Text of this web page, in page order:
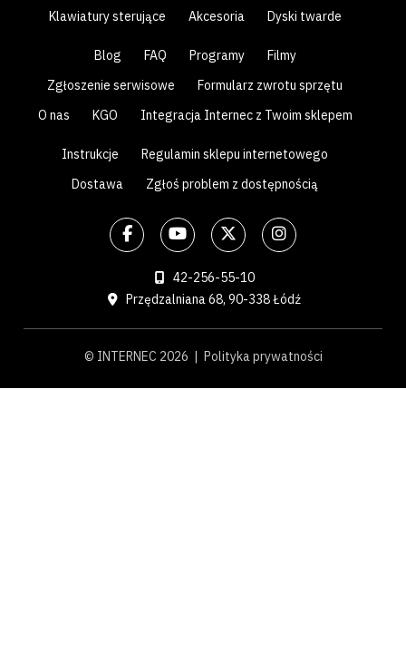
Klawiatury sterujące
Akcesoria Dyski twarde
Blog FAQ Programy
Filmy
Zgłoszenie serwisowe
Formularz zwrotu sprzętu
O nas
KGO Integracja Internec z Twoim sklepem
Instrukcje
Regulamin sklepu internetowego
Dostawa
Zgłoś problem z dostępnością
42-256-55-10
Przędzalniana 68, 90-338 Łódź
© INTERNEC 2026 | Polityka prywatności